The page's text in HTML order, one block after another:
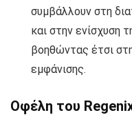
συμβάλλουν στη
και στην ενίσχυση
βοηθώντας έτσι
εμφάνισης.
Οφέλη του